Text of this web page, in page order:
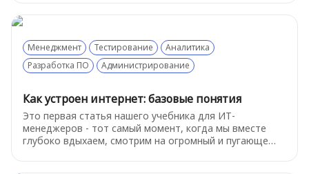
Менеджмент Тестирование
Аналитика
Разработка ПО
Администрирование
Как устроен интернет: базовые понятия
Это первая статья нашего учебника для ИТ-
менеджеров - тот самый момент, когда мы вместе
глубоко вдыхаем, смотрим на огромный и пугающе